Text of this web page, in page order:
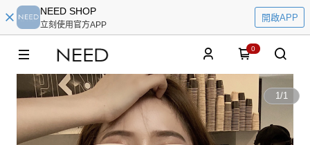
NEED SHOP
立刻使用官方APP
開啟APP
0
1/1